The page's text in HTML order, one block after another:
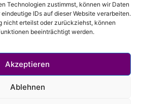
Technologien zustimmst, können wir Daten
IDs auf dieser Website verarbeiten.
nicht erteilst oder zurückziehst, können
beeinträchtigt werden.
Akzeptieren
Ablehnen
statt. Aktuelle Termine
um nichts zu verpassen.